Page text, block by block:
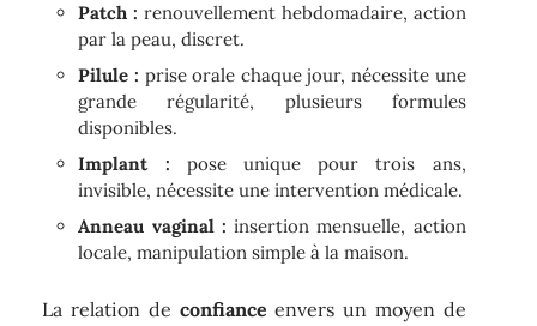
Patch : renouvellement hebdomadaire, action
par la peau, discret.
Pilule : prise orale chaque jour, nécessite une
grande régularité, plusieurs formules
disponibles.
Implant : pose unique pour trois ans,
invisible, nécessite une intervention médicale.
Anneau vaginal : insertion mensuelle, action
locale, manipulation simple à la maison.
La relation de confiance envers un moyen de